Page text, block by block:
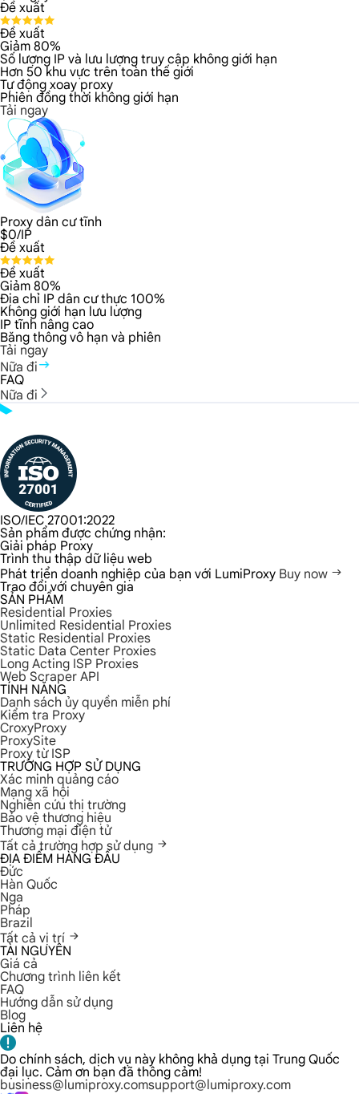
Đề xuất
Đề xuất
Giảm 80%
Số lượng IP và lưu lượng truy cập không giới hạn
Hơn 50 khu vực trên toàn thế giới
Tự động xoay proxy
Phiên đồng thời không giới hạn
Tải ngay
Proxy dân cư tĩnh
$0/IP
Đề xuất
Đề xuất
Giảm 80%
Địa chỉ IP dân cư thực 100%
Không giới hạn lưu lượng
IP tĩnh nâng cao
Băng thông vô hạn và phiên
Tải ngay
Nữa đi
FAQ
Nữa đi
ISO/IEC 27001:2022
Sản phẩm được chứng nhận:
Giải pháp Proxy
Trình thu thập dữ liệu web
Phát triển doanh nghiệp của bạn với LumiProxy Buy now
Trao đổi với chuyên gia
SẢN PHẨM
Residential Proxies
Unlimited Residential Proxies
Static Residential Proxies
Static Data Center Proxies
Long Acting ISP Proxies
Web Scraper API
TÍNH NĂNG
Danh sách ủy quyền miễn phí
Kiểm tra Proxy
CroxyProxy
ProxySite
Proxy từ ISP
TRƯỜNG HỢP SỬ DỤNG
Xác minh quảng cáo
Mạng xã hội
Nghiên cứu thị trường
Bảo vệ thương hiệu
Thương mại điện tử
Tất cả trường hợp sử dụng
ĐỊA ĐIỂM HÀNG ĐẦU
Đức
Hàn Quốc
Nga
Pháp
Brazil
Tất cả vị trí
TÀI NGUYÊN
Giá cả
Chương trình liên kết
FAQ
Hướng dẫn sử dụng
Blog
Liên hệ
Do chính sách, dịch vụ này không khả dụng tại Trung Quốc
đại lục. Cảm ơn bạn đã thông cảm!
business@lumiproxy.comsupport@lumiproxy.com